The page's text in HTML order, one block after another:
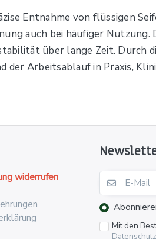
Entnahme von flüssigen
auch bei häufiger Nutzung.
über lange Zeit. Durch
der Arbeitsablauf in Praxis,
widerrufen
Mit den
Datenschutz